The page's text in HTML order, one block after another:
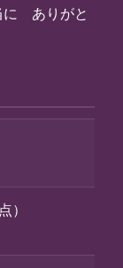
に ありがと
）